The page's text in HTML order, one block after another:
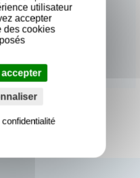
utilisateur
accepter
des cookies